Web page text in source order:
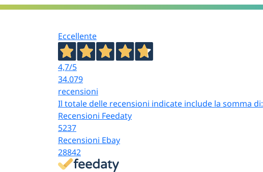
Eccellente
4,7/5
34.079
recensioni
Il totale delle recensioni indicate include la somma di:
Recensioni Feedaty
5237
Recensioni Ebay
28842